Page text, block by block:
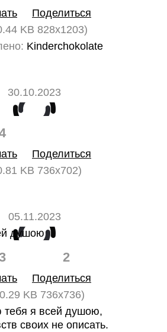
Поделиться
KB 828x1203)
Kinderchokolate
30.10.2023
Поделиться
KB 736x702)
05.11.2023
2
Поделиться
KB 736x736)
я всей душою,
своих не описать.